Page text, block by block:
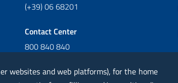
(+39) 06 68201
Contact Center
800 840 840
websites and web platforms), for the home